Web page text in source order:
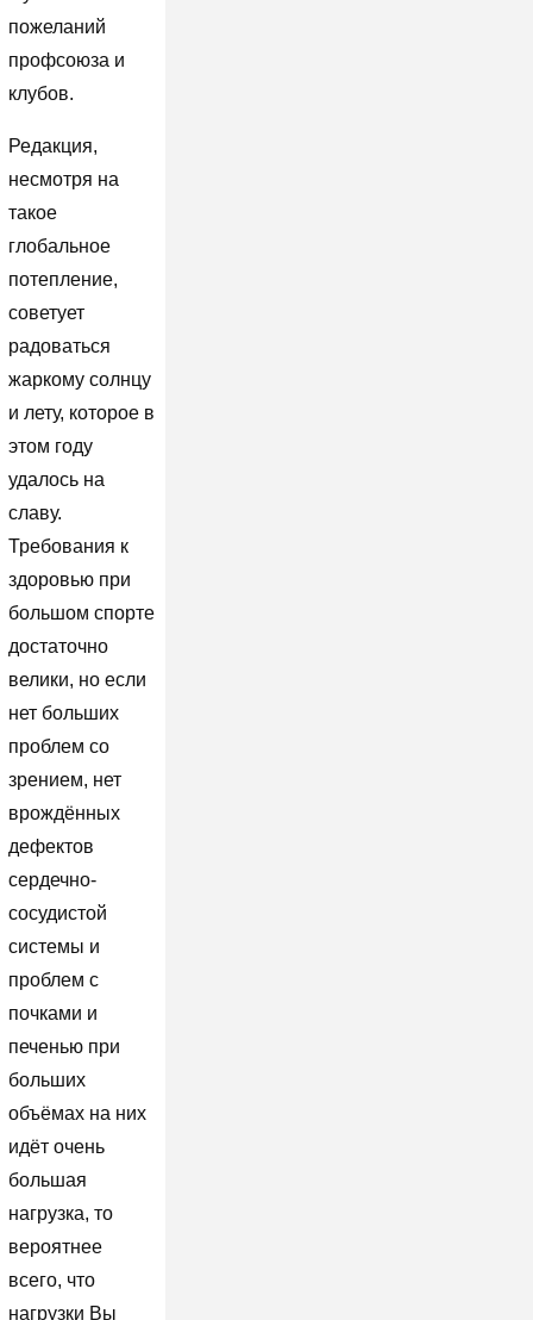
пожеланий
профсоюза и
клубов.
Редакция,
несмотря на
такое
глобальное
потепление,
советует
радоваться
жаркому солнцу
и лету, которое в
этом году
удалось на
славу.
Требования к
здоровью при
большом спорте
достаточно
велики, но если
нет больших
проблем со
зрением, нет
врождённых
дефектов
сердечно-
сосудистой
системы и
проблем с
почками и
печенью при
больших
объёмах на них
идёт очень
большая
нагрузка, то
вероятнее
всего, что
нагрузки Вы